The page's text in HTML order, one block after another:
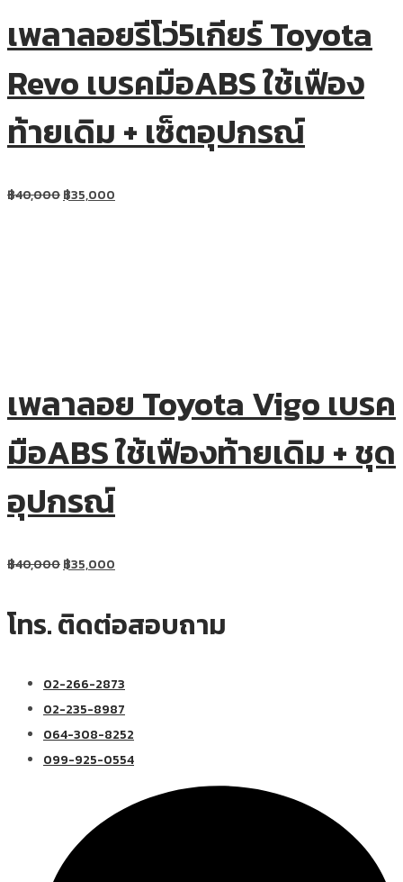
เพลาลอยรีโว่5เกียร์ Toyota
Revo เบรคมือABS ใช้เฟือง
ท้ายเดิม + เซ็ตอุปกรณ์
฿40,000฿35,000
เพลาลอย Toyota Vigo เบรค
มือABS ใช้เฟืองท้ายเดิม + ชุด
อุปกรณ์
฿40,000฿35,000
โทร. ติดต่อสอบถาม
02-266-2873
02-235-8987
064-308-8252
099-925-0554